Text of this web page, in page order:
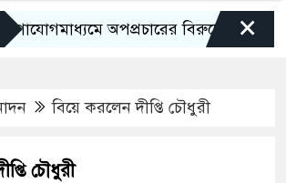
অপপ্রচারের বিরুদ্ধে সতর্ক থাকার
×
বিয়ে করলেন দীপ্তি চৌধুরী
চৌধুরী